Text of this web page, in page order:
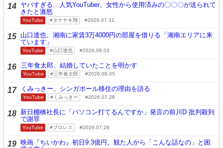
14 ヤバすぎる…人気YouTuber、女性から使用済みの〇〇〇が送られて
きたと激怒
YouTube タケヤキ翔 2026.07.31
15 山口達也、湘南に家賃3万4000円の部屋を借りる「湘南エリアに来
ています」
YouTube 山口達也 2026.08.03
16 三年食太郎、結婚していたことを明かす
YouTube 三年食太郎 2026.08.05
17 くみっきー、シンガポール移住の理由を語る
YouTube くみっきー 2026.07.28
18 新日棚橋社長に「パソコン打てるんですか」発言の前川D 批判殺到
で謝罪
YouTube プロレス 2026.07.29
19 映画『ちいかわ』初日9.3億円。観た人から「こんな話なの」と困